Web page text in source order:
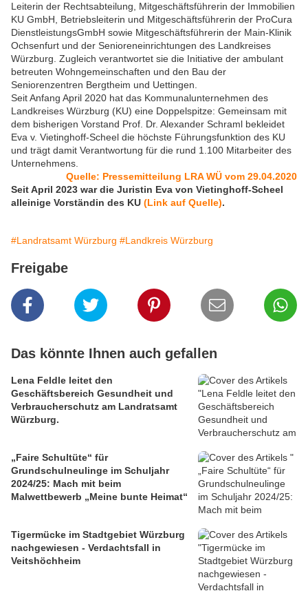
Leiterin der Rechtsabteilung, Mitgeschäftsführerin der Immobilien
KU GmbH, Betriebsleiterin und Mitgeschäftsführerin der ProCura
DienstleistungsGmbH sowie Mitgeschäftsführerin der Main-Klinik
Ochsenfurt und der Senioreneinrichtungen des Landkreises
Würzburg. Zugleich verantwortet sie die Initiative der ambulant
betreuten Wohngemeinschaften und den Bau der
Seniorenzentren Bergtheim und Uettingen.
Seit Anfang April 2020 hat das Kommunalunternehmen des
Landkreises Würzburg (KU) eine Doppelspitze: Gemeinsam mit
dem bisherigen Vorstand Prof. Dr. Alexander Schraml bekleidet
Eva v. Vietinghoff-Scheel die höchste Führungsfunktion des KU
und trägt damit Verantwortung für die rund 1.100 Mitarbeiter des
Unternehmens.
Quelle: Pressemitteilung LRA WÜ vom 29.04.2020
Seit April 2023 war die Juristin Eva von Vietinghoff-Scheel
alleinige Vorständin des KU (Link auf Quelle).
#Landratsamt Würzburg #Landkreis Würzburg
Freigabe
Das könnte Ihnen auch gefallen
Lena Feldle leitet den
Geschäftsbereich Gesundheit und
Verbraucherschutz am Landratsamt
Würzburg.
„Faire Schultüte“ für
Grundschulneulinge im Schuljahr
2024/25: Mach mit beim
Malwettbewerb „Meine bunte Heimat“
Tigermücke im Stadtgebiet Würzburg
nachgewiesen - Verdachtsfall in
Veitshöchheim